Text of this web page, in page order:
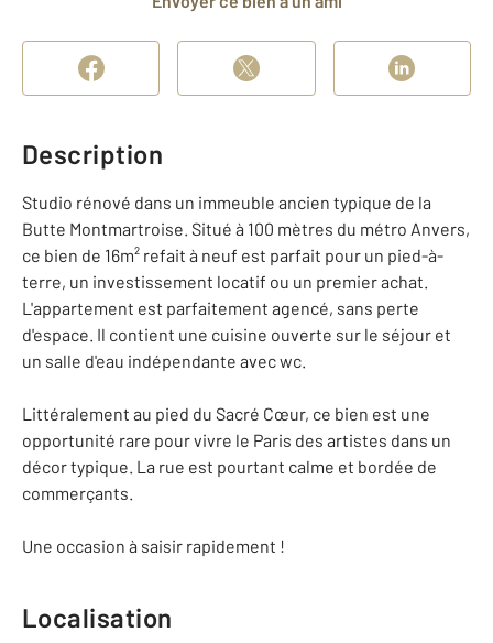
Description
Studio rénové dans un immeuble ancien typique de la
Butte Montmartroise. Situé à 100 mètres du métro Anvers,
ce bien de 16m² refait à neuf est parfait pour un pied-à-
terre, un investissement locatif ou un premier achat.
L'appartement est parfaitement agencé, sans perte
d'espace. Il contient une cuisine ouverte sur le séjour et
un salle d'eau indépendante avec wc.
Littéralement au pied du Sacré Cœur, ce bien est une
opportunité rare pour vivre le Paris des artistes dans un
décor typique. La rue est pourtant calme et bordée de
commerçants.
Une occasion à saisir rapidement !
Localisation